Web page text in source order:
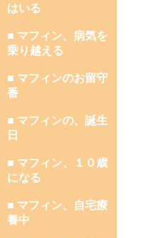
はいる
■ マフィン、病気を
乗り越える
■ マフィンのお留守
番
■ マフィンの、誕生
日
■ マフィン、１０歳
になる
■ マフィン、自宅療
養中